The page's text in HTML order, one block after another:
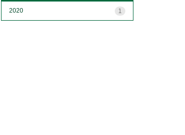
1
2020